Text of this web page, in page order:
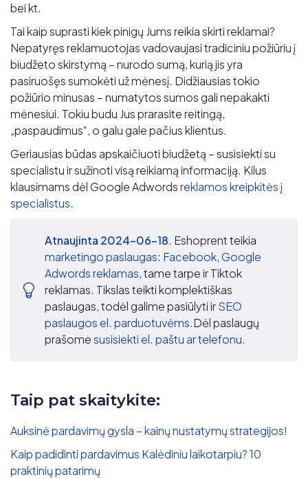
bei kt.
Tai kaip suprasti kiek pinigų Jums reikia skirti reklamai?
Nepatyręs reklamuotojas vadovaujasi tradiciniu požiūriu į
biudžeto skirstymą – nurodo sumą, kurią jis yra
pasiruošęs sumokėti už mėnesį. Didžiausias tokio
požiūrio minusas – numatytos sumos gali nepakakti
mėnesiui. Tokiu budu Jus prarasite reitingą,
„paspaudimus“, o galu gale pačius klientus.
Geriausias būdas apskaičiuoti biudžetą – susisiekti su
specialistu ir sužinoti visą reikiamą informaciją. Kilus
klausimams dėl Google Adwordsreklamos kreipkitės į
specialistus.
Atnaujinta 2024-06-18. Eshoprent teikia
marketingo paslaugas: Facebook, Google
Adwords reklamas, tame tarpe ir Tiktok
reklamas. Tikslas teikti komplektiškas
paslaugas, todėl galime pasiūlyti irSEO
paslaugos el. parduotuvėms.Dėl paslaugų
prašomesusisiekti el. paštu ar telefonu.
Taip pat skaitykite:
Auksinė pardavimų gysla – kainų nustatymų strategijos!
Kaip padidinti pardavimus Kalėdiniu laikotarpiu? 10
praktinių patarimų